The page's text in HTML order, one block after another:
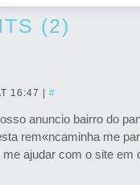
(2)
16:47 #
anuncio bairro do
rem«ncaminha me
ajudar com o site em